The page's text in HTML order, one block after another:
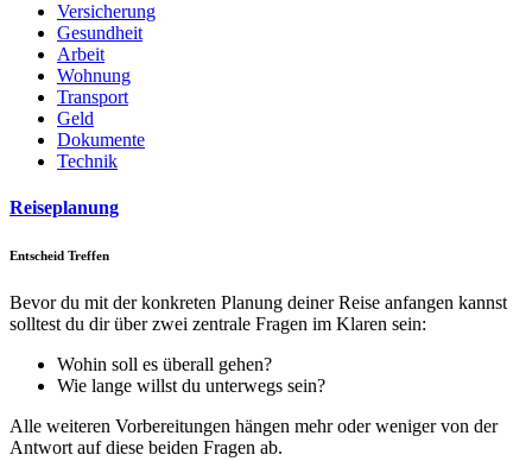
Versicherung
Gesundheit
Arbeit
Wohnung
Transport
Geld
Dokumente
Technik
Reiseplanung
Entscheid Treffen
Bevor du mit der konkreten Planung deiner Reise anfangen kannst
solltest du dir über zwei zentrale Fragen im Klaren sein:
Wohin soll es überall gehen?
Wie lange willst du unterwegs sein?
Alle weiteren Vorbereitungen hängen mehr oder weniger von der
Antwort auf diese beiden Fragen ab.